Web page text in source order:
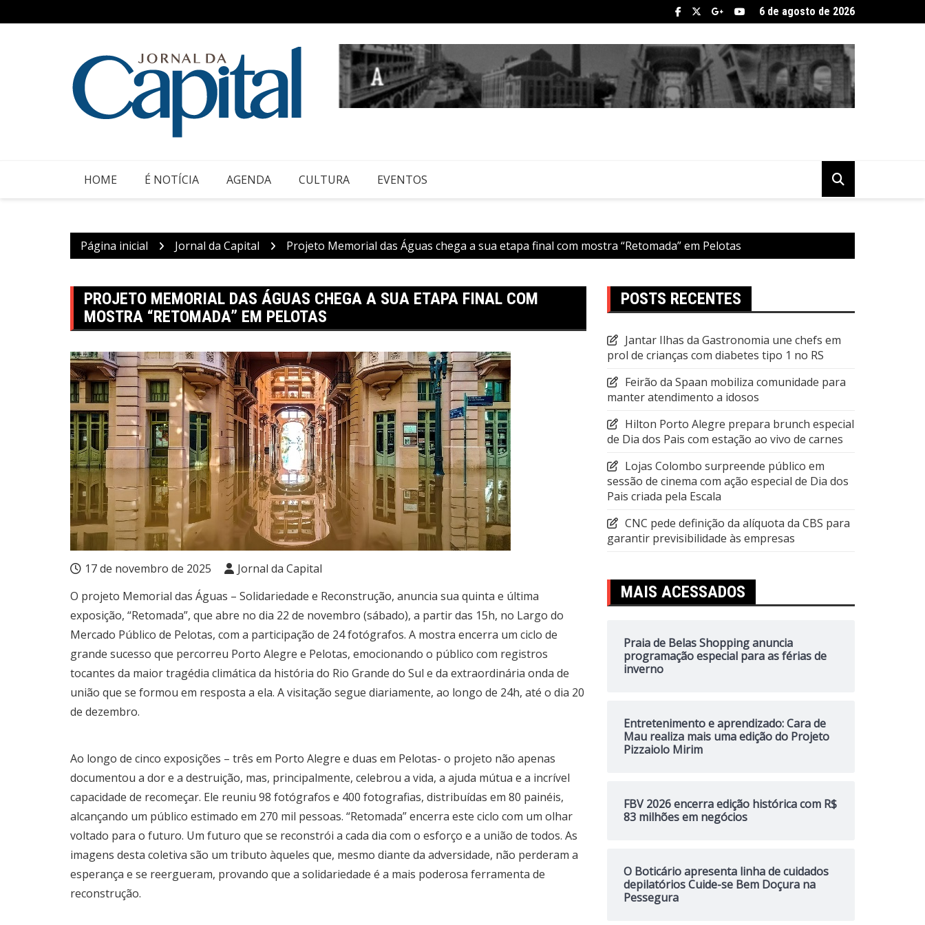
para
6 de agosto de 2026
HOME É NOTÍCIA AGENDA CULTURA EVENTOS
Página inicial Jornal da Capital Projeto Memorial das Águas chega a sua etapa final com mostra “Retomada” em Pelotas
PROJETO MEMORIAL DAS ÁGUAS CHEGA A SUA ETAPA FINAL COM
MOSTRA “RETOMADA” EM PELOTAS
17 de novembro de 2025
Jornal da Capital
O projeto Memorial das Águas – Solidariedade e Reconstrução, anuncia sua quinta e última
exposição, “Retomada”, que abre no dia 22 de novembro (sábado), a partir das 15h, no Largo do
Mercado Público de Pelotas, com a participação de 24 fotógrafos. A mostra encerra um ciclo de
grande sucesso que percorreu Porto Alegre e Pelotas, emocionando o público com registros
tocantes da maior tragédia climática da história do Rio Grande do Sul e da extraordinária onda de
união que se formou em resposta a ela. A visitação segue diariamente, ao longo de 24h, até o dia 20
de dezembro.
Ao longo de cinco exposições – três em Porto Alegre e duas em Pelotas- o projeto não apenas
documentou a dor e a destruição, mas, principalmente, celebrou a vida, a ajuda mútua e a incrível
capacidade de recomeçar. Ele reuniu 98 fotógrafos e 400 fotografias, distribuídas em 80 painéis,
alcançando um público estimado em 270 mil pessoas. “Retomada” encerra este ciclo com um olhar
voltado para o futuro. Um futuro que se reconstrói a cada dia com o esforço e a união de todos. As
imagens desta coletiva são um tributo àqueles que, mesmo diante da adversidade, não perderam a
esperança e se reergueram, provando que a solidariedade é a mais poderosa ferramenta de
reconstrução.
POSTS RECENTES
Jantar Ilhas da Gastronomia une chefs em
prol de crianças com diabetes tipo 1 no RS
Feirão da Spaan mobiliza comunidade para
manter atendimento a idosos
Hilton Porto Alegre prepara brunch especial
de Dia dos Pais com estação ao vivo de carnes
Lojas Colombo surpreende público em
sessão de cinema com ação especial de Dia dos
Pais criada pela Escala
CNC pede definição da alíquota da CBS para
garantir previsibilidade às empresas
MAIS ACESSADOS
Praia de Belas Shopping anuncia
programação especial para as férias de
inverno
Entretenimento e aprendizado: Cara de
Mau realiza mais uma edição do Projeto
Pizzaiolo Mirim
FBV 2026 encerra edição histórica com R$
83 milhões em negócios
O Boticário apresenta linha de cuidados
depilatórios Cuide-se Bem Doçura na
Pessegura